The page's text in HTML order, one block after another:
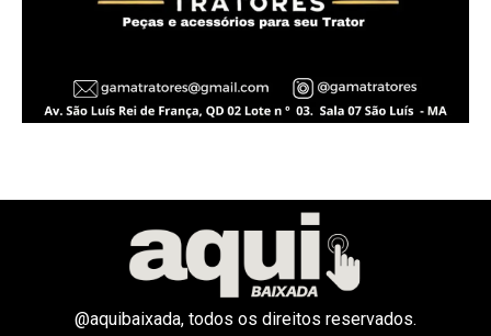
@aquibaixada, todos os direitos reservados.